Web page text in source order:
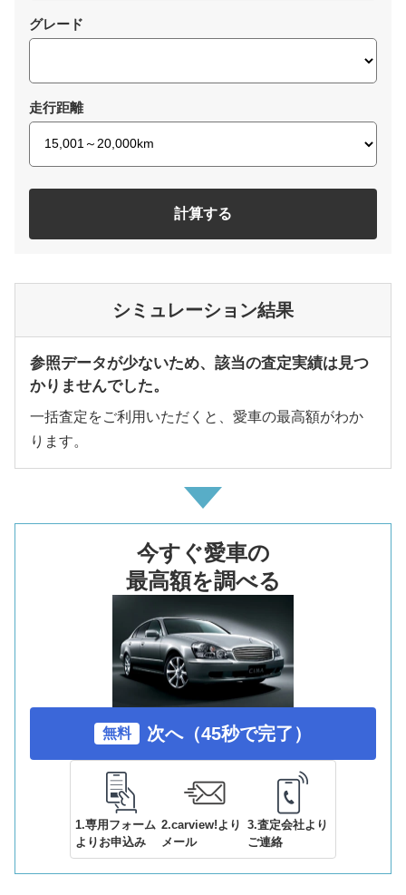
グレード
走行距離
計算する
シミュレーション結果
参照データが少ないため、該当の査定実績は見つ
かりませんでした。
一括査定をご利用いただくと、愛車の最高額がわか
ります。
今すぐ愛車の
最高額を調べる
無料 次へ（45秒で完了）
1.専用フォーム
よりお申込み
2.carview!より
メール
3.査定会社より
ご連絡